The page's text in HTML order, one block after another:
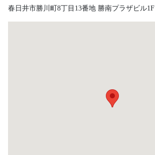
春日井市勝川町8丁目13番地 勝南プラザビル1F